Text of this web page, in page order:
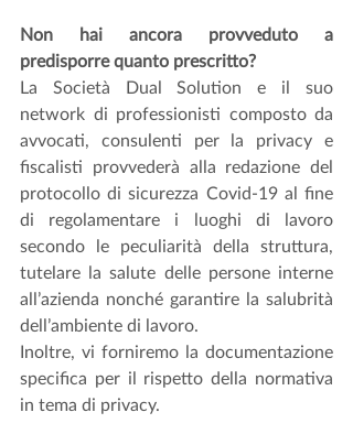
Non hai ancora provveduto a
predisporre quanto prescritto?
La Società Dual Solution e il suo
network di professionisti composto da
avvocati, consulenti per la privacy e
fiscalisti provvederà alla redazione del
protocollo di sicurezza Covid-19 al fine
di regolamentare i luoghi di lavoro
secondo le peculiarità della struttura,
tutelare la salute delle persone interne
all’azienda nonché garantire la salubrità
dell’ambiente di lavoro.
Inoltre, vi forniremo la documentazione
specifica per il rispetto della normativa
in tema di privacy.